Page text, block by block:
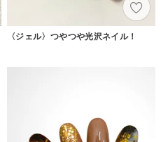
〈ジェル〉つやつや光沢ネイル！